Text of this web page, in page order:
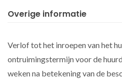
Overige informatie
Verlof tot het inroepen van het
ontruimingstermijn voor de
weken na betekening van de